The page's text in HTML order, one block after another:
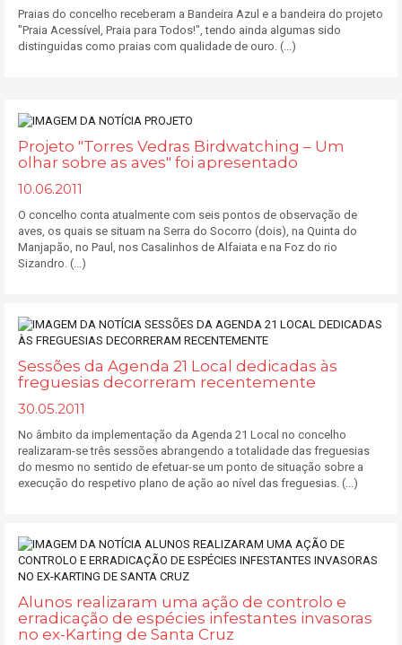
Praias do concelho receberam a Bandeira Azul e a bandeira do projeto
"Praia Acessível, Praia para Todos!", tendo ainda algumas sido
distinguidas como praias com qualidade de ouro. (...)
Projeto "Torres Vedras Birdwatching – Um
olhar sobre as aves" foi apresentado
10.06.2011
O concelho conta atualmente com seis pontos de observação de
aves, os quais se situam na Serra do Socorro (dois), na Quinta do
Manjapão, no Paul, nos Casalinhos de Alfaiata e na Foz do rio
Sizandro. (...)
Sessões da Agenda 21 Local dedicadas às
freguesias decorreram recentemente
30.05.2011
No âmbito da implementação da Agenda 21 Local no concelho
realizaram-se três sessões abrangendo a totalidade das freguesias
do mesmo no sentido de efetuar-se um ponto de situação sobre a
execução do respetivo plano de ação ao nível das freguesias. (...)
Alunos realizaram uma ação de controlo e
erradicação de espécies infestantes invasoras
no ex-Karting de Santa Cruz